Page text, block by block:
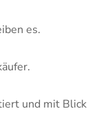
es.
und mit Blick